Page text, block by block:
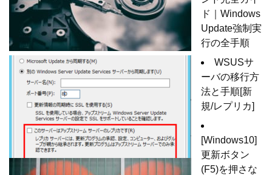
ド｜Windows
Update強制実
行の全手順
WSUSサ
ーバの移行方
法と手順[新
規/レプリカ]
[Windows10]
更新ボタン
(F5)を押さな